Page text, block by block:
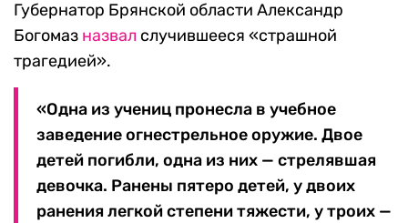
Губернатор Брянской области Александр
Богомаз назвал случившееся «страшной
трагедией».
«Одна из учениц пронесла в учебное
заведение огнестрельное оружие. Двое
детей погибли, одна из них — стрелявшая
девочка. Ранены пятеро детей, у двоих
ранения легкой степени тяжести, у троих —